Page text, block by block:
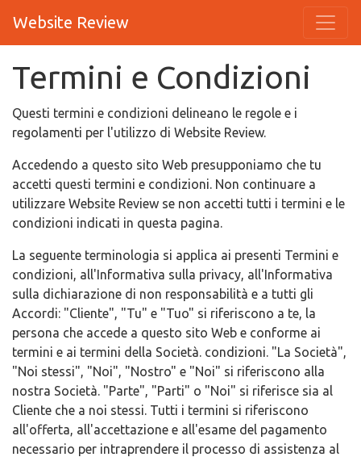
Website Review
Termini e Condizioni
Questi termini e condizioni delineano le regole e i
regolamenti per l'utilizzo di Website Review.
Accedendo a questo sito Web presupponiamo che tu
accetti questi termini e condizioni. Non continuare a
utilizzare Website Review se non accetti tutti i termini e le
condizioni indicati in questa pagina.
La seguente terminologia si applica ai presenti Termini e
condizioni, all'Informativa sulla privacy, all'Informativa
sulla dichiarazione di non responsabilità e a tutti gli
Accordi: "Cliente", "Tu" e "Tuo" si riferiscono a te, la
persona che accede a questo sito Web e conforme ai
termini e ai termini della Società. condizioni. "La Società",
"Noi stessi", "Noi", "Nostro" e "Noi" si riferiscono alla
nostra Società. "Parte", "Parti" o "Noi" si riferisce sia al
Cliente che a noi stessi. Tutti i termini si riferiscono
all'offerta, all'accettazione e all'esame del pagamento
necessario per intraprendere il processo di assistenza al